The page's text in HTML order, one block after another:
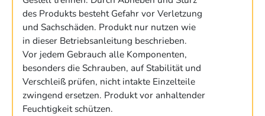
des Produkts besteht Gefahr vor Verletzung
und Sachschäden. Produkt nur nutzen wie
in dieser Betriebsanleitung beschrieben.
Vor jedem Gebrauch alle Komponenten,
besonders die Schrauben, auf Stabilität und
Verschleiß prüfen, nicht intakte Einzelteile
zwingend ersetzen. Produkt vor anhaltender
Feuchtigkeit schützen.